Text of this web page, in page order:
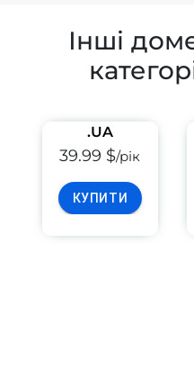
Інші
.UA
39.99 $/рік
КУПИТИ